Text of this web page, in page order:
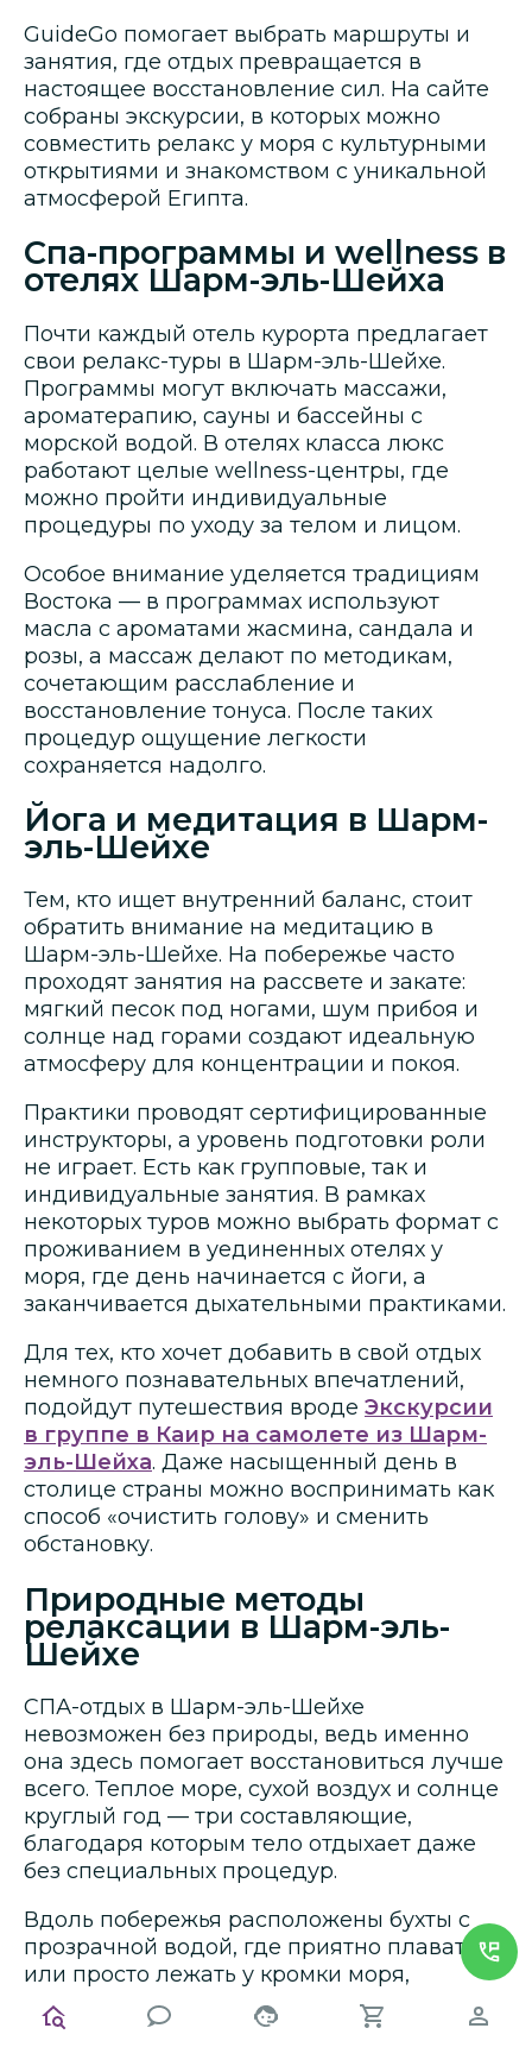
GuideGo помогает выбрать маршруты и
занятия, где отдых превращается в
настоящее восстановление сил. На сайте
собраны экскурсии, в которых можно
совместить релакс у моря с культурными
открытиями и знакомством с уникальной
атмосферой Египта.
Спа-программы и wellness в
отелях Шарм-эль-Шейха
Почти каждый отель курорта предлагает
свои релакс-туры в Шарм-эль-Шейхе.
Программы могут включать массажи,
ароматерапию, сауны и бассейны с
морской водой. В отелях класса люкс
работают целые wellness-центры, где
можно пройти индивидуальные
процедуры по уходу за телом и лицом.
Особое внимание уделяется традициям
Востока — в программах используют
масла с ароматами жасмина, сандала и
розы, а массаж делают по методикам,
сочетающим расслабление и
восстановление тонуса. После таких
процедур ощущение легкости
сохраняется надолго.
Йога и медитация в Шарм-
эль-Шейхе
Тем, кто ищет внутренний баланс, стоит
обратить внимание на медитацию в
Шарм-эль-Шейхе. На побережье часто
проходят занятия на рассвете и закате:
мягкий песок под ногами, шум прибоя и
солнце над горами создают идеальную
атмосферу для концентрации и покоя.
Практики проводят сертифицированные
инструкторы, а уровень подготовки роли
не играет. Есть как групповые, так и
индивидуальные занятия. В рамках
некоторых туров можно выбрать формат с
проживанием в уединенных отелях у
моря, где день начинается с йоги, а
заканчивается дыхательными практиками.
Для тех, кто хочет добавить в свой отдых
немного познавательных впечатлений,
подойдут путешествия вроде Экскурсии
в группе в Каир на самолете из Шарм-
эль-Шейха. Даже насыщенный день в
столице страны можно воспринимать как
способ «очистить голову» и сменить
обстановку.
Природные методы
релаксации в Шарм-эль-
Шейхе
СПА-отдых в Шарм-эль-Шейхе
невозможен без природы, ведь именно
она здесь помогает восстановиться лучше
всего. Теплое море, сухой воздух и солнце
круглый год — три составляющие,
благодаря которым тело отдыхает даже
без специальных процедур.
Вдоль побережья расположены бухты с
прозрачной водой, где приятно плавать
или просто лежать у кромки моря,
наблюдая за кораллами. Многие туристы
выбирают прогулки вдоль пустыни —